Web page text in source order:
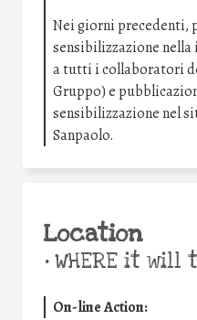
Nei giorni precedenti,
sensibilizzazione
a tutti i collaboratori
Gruppo) e
sensibilizzazione nel
Sanpaolo.
Location
•WHERE it will
On-line Action: